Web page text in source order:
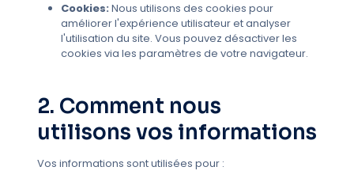
Cookies: Nous utilisons des cookies pour
améliorer l'expérience utilisateur et analyser
l'utilisation du site. Vous pouvez désactiver les
cookies via les paramètres de votre navigateur.
2. Comment nous
utilisons vos informations
Vos informations sont utilisées pour :